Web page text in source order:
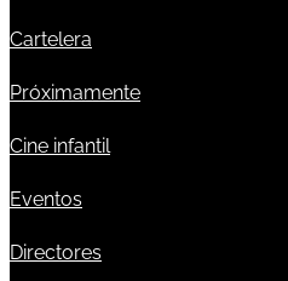
Cartelera
Próximamente
Cine infantil
Eventos
Directores